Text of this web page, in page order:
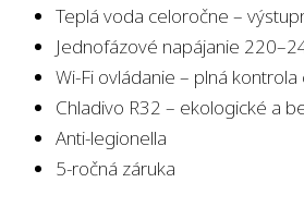
Teplá voda celoročne –
Jednofázové napájanie
Wi-Fi ovládanie – plná
Chladivo R32 – ekologické a
Anti-legionella
5-ročná záruka